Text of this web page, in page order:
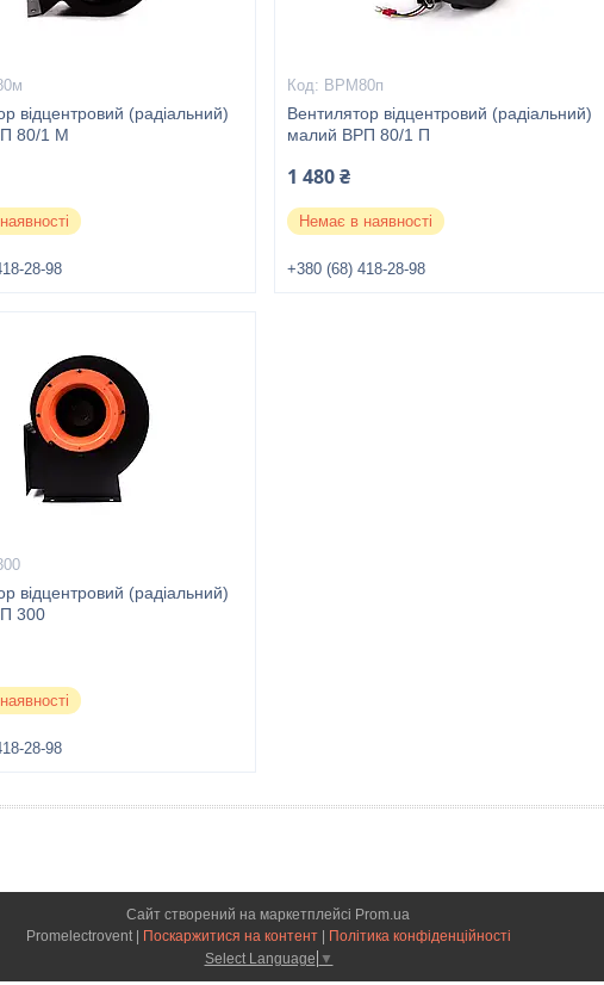
відцентровий (радіальний)
80/1 М
28-98
ВРМ80п
Вентилятор відцентровий (радіальний)
малий ВРП 80/1 П
1 480 ₴
Немає в наявності
+380 (68) 418-28-98
відцентровий (радіальний)
300
28-98
Сайт створений на маркетплейсі Prom.ua
Поскаржитися на контент
Політика конфіденційності
Select Language ▼